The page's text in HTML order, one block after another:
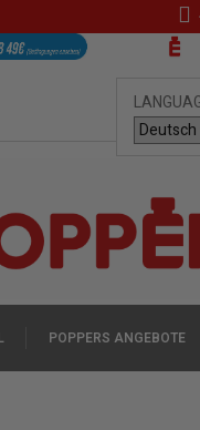
POPPERS ANGEBOTE